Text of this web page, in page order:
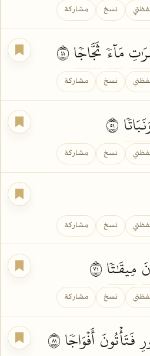
نسخ مشاركة
مَآءٗثَجَّاجٗا
نسخ مشاركة
نسخ مشاركة
نسخ مشاركة
مِيقَٰتٗا
نسخ مشاركة
فَتَأۡتُونَ أَفۡوَاجٗا